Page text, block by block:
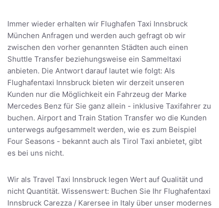
Immer wieder erhalten wir Flughafen Taxi Innsbruck
München Anfragen und werden auch gefragt ob wir
zwischen den vorher genannten Städten auch einen
Shuttle Transfer beziehungsweise ein Sammeltaxi
anbieten. Die Antwort darauf lautet wie folgt: Als
Flughafentaxi Innsbruck bieten wir derzeit unseren
Kunden nur die Möglichkeit ein Fahrzeug der Marke
Mercedes Benz für Sie ganz allein - inklusive Taxifahrer zu
buchen. Airport and Train Station Transfer wo die Kunden
unterwegs aufgesammelt werden, wie es zum Beispiel
Four Seasons - bekannt auch als Tirol Taxi anbietet, gibt
es bei uns nicht.
Wir als Travel Taxi Innsbruck legen Wert auf Qualität und
nicht Quantität. Wissenswert: Buchen Sie Ihr Flughafentaxi
Innsbruck Carezza / Karersee in Italy über unser modernes